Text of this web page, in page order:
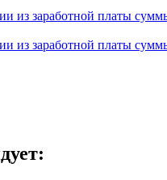
из заработной платы
из заработной платы